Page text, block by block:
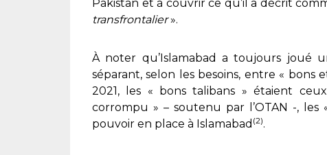
Pakistan et à couvrir ce qu’il a décrit
transfrontalier».
À noter qu’Islamabad a toujours joué
séparant, selon les besoins, entre « bons
2021, les « bons talibans » étaient
corrompu » – soutenu par l’OTAN -,
pouvoir en place à Islamabad (2).